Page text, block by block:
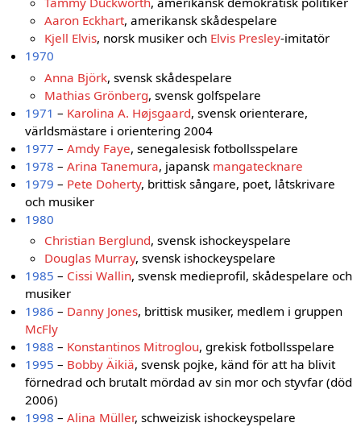
Aaron Eckhart, amerikansk skådespelare
Kjell Elvis, norsk musiker och Elvis Presley-imitatör
1970
Anna Björk, svensk skådespelare
Mathias Grönberg, svensk golfspelare
1971 – Karolina A. Højsgaard, svensk orienterare,
världsmästare i orientering 2004
1977 –Amdy Faye, senegalesisk fotbollsspelare
1978 –Arina Tanemura, japansk mangatecknare
1979 – Pete Doherty, brittisk sångare, poet, låtskrivare
och musiker
1980
Christian Berglund, svensk ishockeyspelare
Douglas Murray, svensk ishockeyspelare
1985 – Cissi Wallin, svensk medieprofil, skådespelare och
musiker
1986 – Danny Jones, brittisk musiker, medlem i gruppen
McFly
1988 – Konstantinos Mitroglou, grekisk fotbollsspelare
1995 – Bobby Äikiä, svensk pojke, känd för att ha blivit
förnedrad och brutalt mördad av sin mor och styvfar (död
2006)
1998 –Alina Müller, schweizisk ishockeyspelare